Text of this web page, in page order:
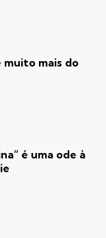
muito mais do
é uma ode à